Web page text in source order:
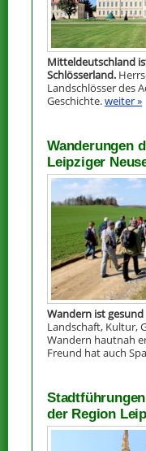
Mitteldeutschland
Schlösserland.
Landschlösser des
Geschichte.weiter »
Wanderungen
Leipziger
Wandern ist
Landschaft, Kultur,
Wandern hautnah
Freund hat auch
der Region